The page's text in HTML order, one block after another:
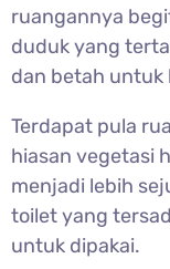
ruangannya
duduk yang
dan betah untuk
Terdapat pula
hiasan vegetasi
menjadi lebih
toilet yang
untuk dipakai.